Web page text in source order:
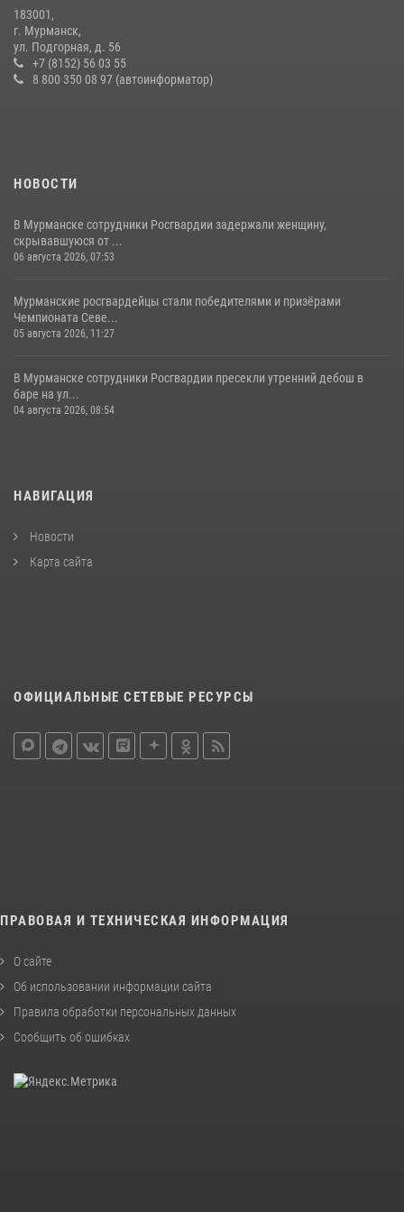
Первый Мурманский терминал» передал Управлению Росгвардии
по Мурманской области новый автомобиль для несения службы
21 июля 2026, 08:15
183001,
г. Мурманск,
ул. Подгорная, д. 56
+7 (8152) 56 03 55
8 800 350 08 97 (автоинформатор)
НОВОСТИ
В Мурманске сотрудники Росгвардии задержали женщину,
скрывавшуюся от ...
06 августа 2026, 07:53
Мурманские росгвардейцы стали победителями и призёрами
Чемпионата Севе...
05 августа 2026, 11:27
В Мурманске сотрудники Росгвардии пресекли утренний дебош в
баре на ул...
04 августа 2026, 08:54
НАВИГАЦИЯ
Новости
Карта сайта
ОФИЦИАЛЬНЫЕ СЕТЕВЫЕ РЕСУРСЫ
ПРАВОВАЯ И ТЕХНИЧЕСКАЯ ИНФОРМАЦИЯ
О сайте
Об использовании информации сайта
Правила обработки персональных данных
Сообщить об ошибках